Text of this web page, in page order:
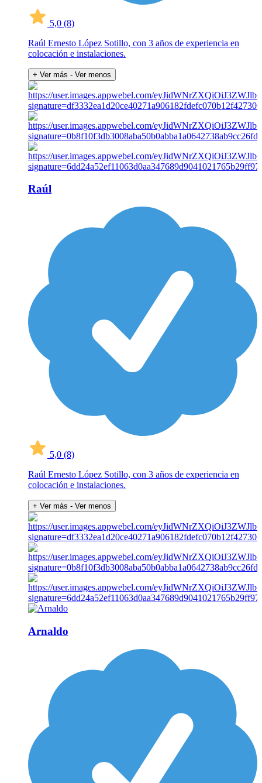
5,0 (8)
Raúl Ernesto López Sotillo, con 3 años de experiencia en
colocación e instalaciones.
+ Ver más - Ver menos
Raúl
5,0 (8)
Raúl Ernesto López Sotillo, con 3 años de experiencia en
colocación e instalaciones.
+ Ver más - Ver menos
Arnaldo